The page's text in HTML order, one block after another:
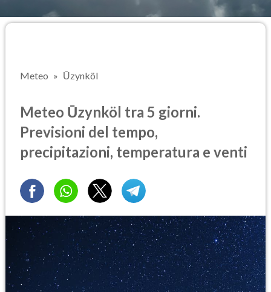
Meteo Ūzynköl
Meteo Ūzynköl tra 5 giorni.
Previsioni del tempo,
precipitazioni, temperatura e venti